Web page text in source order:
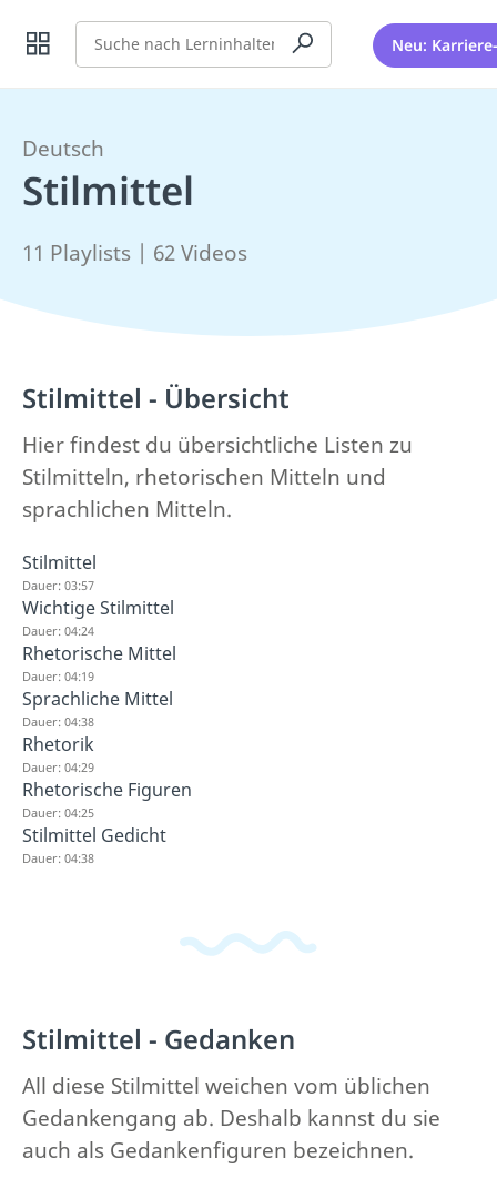
Suche Neu:
Deutsch
Stilmittel
11 Playlists | 62 Videos
Stilmittel - Übersicht
Hier findest du übersichtliche Listen zu
Stilmitteln, rhetorischen Mitteln und
sprachlichen Mitteln.
Stilmittel
Dauer: 03:57
Wichtige Stilmittel
Dauer: 04:24
Rhetorische Mittel
Dauer: 04:19
Sprachliche Mittel
Dauer: 04:38
Rhetorik
Dauer: 04:29
Rhetorische Figuren
Dauer: 04:25
Stilmittel Gedicht
Dauer: 04:38
Stilmittel - Gedanken
All diese Stilmittel weichen vom üblichen
Gedankengang ab. Deshalb kannst du sie
auch als Gedankenfiguren bezeichnen.